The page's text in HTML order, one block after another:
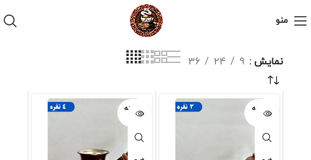
منو
نمایش 9
24
36
فروخته
شده
فروخته
شده